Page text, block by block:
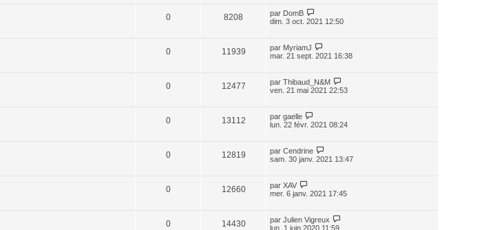
0 8208 par DomB
dim. 3 oct. 2021 12:50
0 11939 par MyriamJ
mar. 21 sept. 2021 16:38
0 12477 par Thibaud_N&M
ven. 21 mai 2021 22:53
0 13112 par gaelle
lun. 22 févr. 2021 08:24
0 12819 par Cendrine
sam. 30 janv. 2021 13:47
0 12660 par XAV
mer. 6 janv. 2021 17:45
0 14430 par Julien Vigreux
lun. 1 juin 2020 11:59